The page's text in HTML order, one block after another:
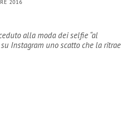
2016
alla moda dei selfie “al
Instagram uno scatto che la ritrae